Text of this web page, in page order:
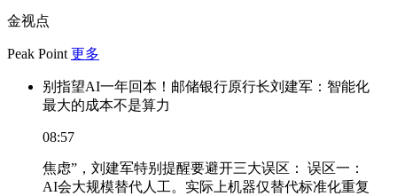
金视点
Peak Point 更多
别指望AI一年回本！邮储银行原行长刘建军：智能化
最大的成本不是算力
08:57
焦虑”，刘建军特别提醒要避开三大误区： 误区一：
AI会大规模替代人工。实际上机器仅替代标准化重复